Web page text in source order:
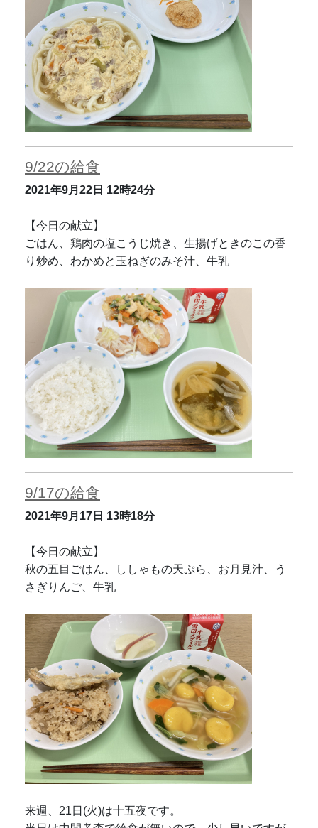
9/22の給食
2021年9月22日 12時24分
【今日の献立】
ごはん、鶏肉の塩こうじ焼き、生揚げときのこの香
り炒め、わかめと玉ねぎのみそ汁、牛乳
9/17の給食
2021年9月17日 13時18分
【今日の献立】
秋の五目ごはん、ししゃもの天ぷら、お月見汁、う
さぎりんご、牛乳
来週、21日(火)は十五夜です。